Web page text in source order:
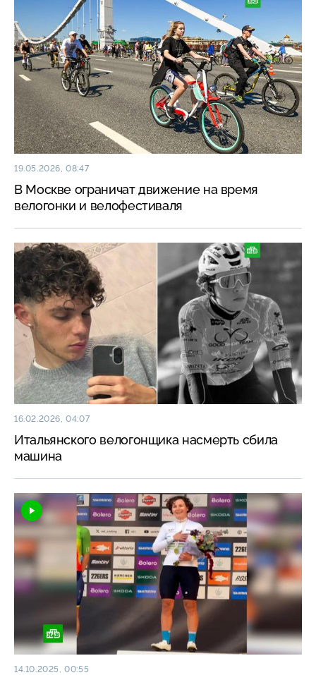
19.05.2026, 08:47
В Москве ограничат движение на время
велогонки и велофестиваля
16.02.2026, 04:07
Итальянского велогонщика насмерть сбила
машина
14.10.2025, 00:55